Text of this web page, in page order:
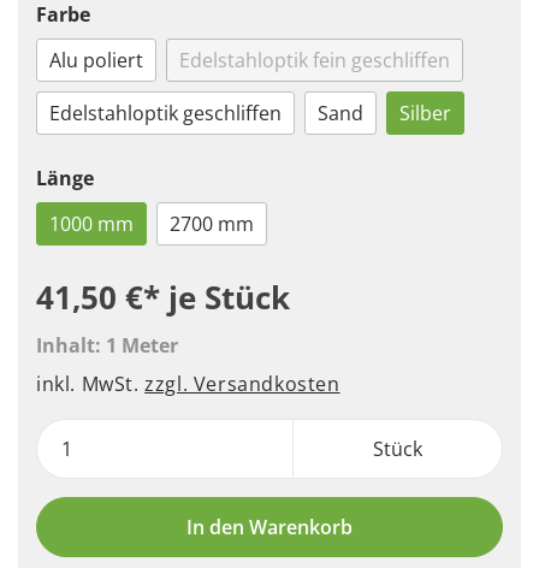
Farbe
Alu poliert
Edelstahloptik fein geschliffen
Edelstahloptik geschliffen
Sand Silber
Länge
1000 mm
2700 mm
41,50 €* je Stück
Inhalt: 1 Meter
inkl. MwSt.zzgl. Versandkosten
Stück
In den Warenkorb